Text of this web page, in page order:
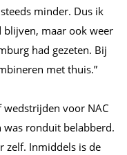
minder. Dus ik
maar ook weer
had gezeten. Bij
met thuis.”
voor NAC
was ronduit belabberd.
zelf. Inmiddels is de